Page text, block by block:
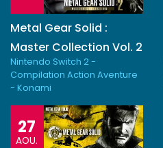
Metal Gear Solid :
Master Collection Vol. 2
Nintendo Switch 2 -
Compilation Action Aventure
- Konami
27
AOU.